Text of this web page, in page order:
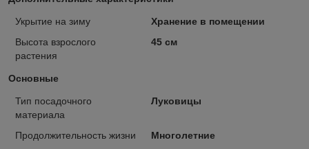
Укрытие на зиму
Хранение в помещении
Высота взрослого
растения
45 см
Основные
Тип посадочного
материала
Луковицы
Продолжительность жизни
Многолетние